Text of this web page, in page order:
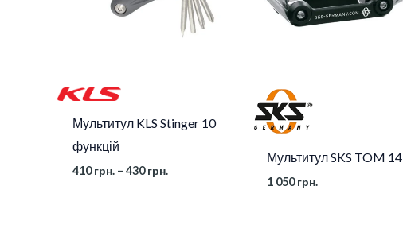
Мультитул KLS Stinger 10
функцій
410грн. – 430грн.
Мультитул SKS TOM 14
1 050грн.